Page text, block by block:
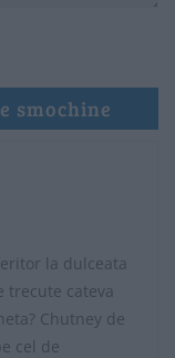
smochine
la dulceata
trecute cateva
Chutney de
cel de